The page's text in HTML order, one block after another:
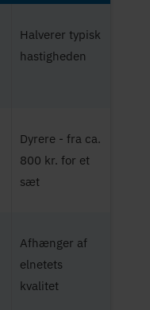
Halverer typisk
hastigheden
Dyrere - fra ca.
800 kr. for et
sæt
Afhænger af
elnetets
kvalitet